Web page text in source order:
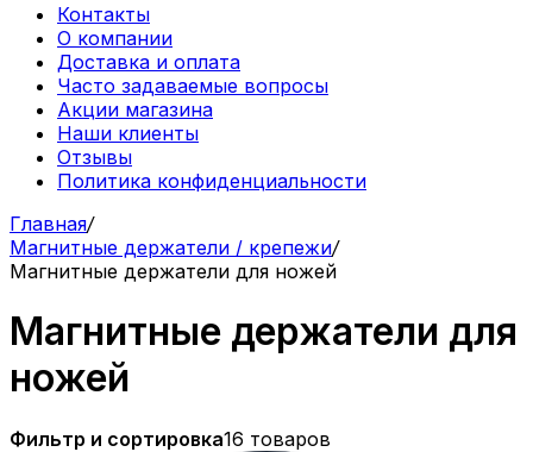
Контакты
О компании
Доставка и оплата
Часто задаваемые вопросы
Акции магазина
Наши клиенты
Отзывы
Политика конфиденциальности
Главная/
Магнитные держатели / крепежи/
Магнитные держатели для ножей
Магнитные держатели для
ножей
Фильтр и сортировка16 товаров